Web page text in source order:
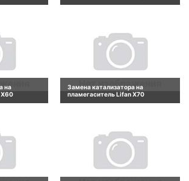
на
X60
Замена катализатора на
пламегаситель Lifan X70